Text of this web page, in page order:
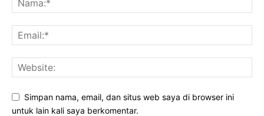
Simpan nama, email, dan situs web saya di browser ini
untuk lain kali saya berkomentar.